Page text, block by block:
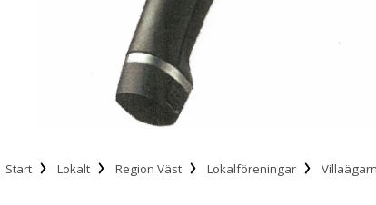
Start Lokalt Region Väst Lokalföreningar